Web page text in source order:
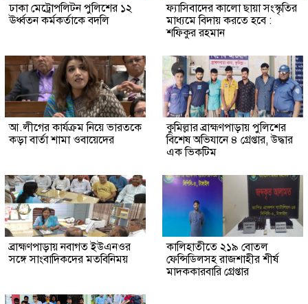
ঢাকা মেট্রোপলিটন পুলিশের ১২
ঊর্ধ্বতন কর্মকর্তাকে বদলি
ফ্যাসিবাদের কালো ছায়া সংস্কৃতির
মাধ্যমে বিদায় করতে হবে :
শফিকুর রহমান
আ.লীগের কার্যক্রম নিয়ে ভারতকে
কড়া বার্তা শামা ওবায়েদের
কুমিল্লার ব্রাহ্মণপাড়ায় পুলিশের
বিশেষ অভিযানে ৪ গ্রেপ্তার, উদ্ধার
এক ভিকটিম
ব্রাহ্মণপাড়ায় নবাগত ইউএনওর
সঙ্গে সাংবাদিকদের মতবিনিময়
কালিহাতীতে ২১৯ বোতল
ফেন্সিডিলসহ রাজশাহীর শীর্ষ
মাদককারবারি গ্রেপ্তার